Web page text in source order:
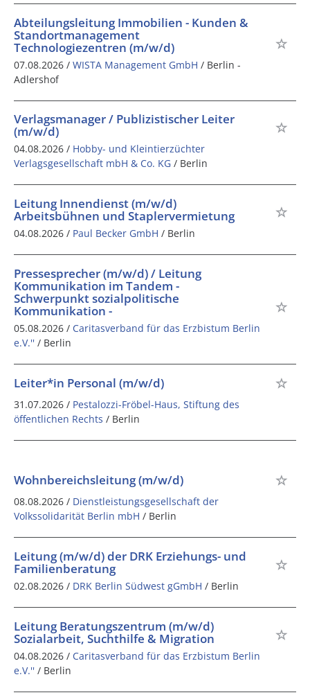
Abteilungsleitung Immobilien - Kunden &
Standortmanagement
Technologiezentren (m/w/d)
07.08.2026 / WISTA Management GmbH / Berlin -
Adlershof
Verlagsmanager / Publizistischer Leiter
(m/w/d)
04.08.2026 / Hobby- und Kleintierzüchter
Verlagsgesellschaft mbH & Co. KG / Berlin
Leitung Innendienst (m/w/d)
Arbeitsbühnen und Staplervermietung
04.08.2026 / Paul Becker GmbH / Berlin
Pressesprecher (m/w/d) / Leitung
Kommunikation im Tandem -
Schwerpunkt sozialpolitische
Kommunikation -
05.08.2026 / Caritasverband für das Erzbistum Berlin
e.V.'' / Berlin
Leiter*in Personal (m/w/d)
31.07.2026 / Pestalozzi-Fröbel-Haus, Stiftung des
öffentlichen Rechts / Berlin
Wohnbereichsleitung (m/w/d)
08.08.2026 / Dienstleistungsgesellschaft der
Volkssolidarität Berlin mbH / Berlin
Leitung (m/w/d) der DRK Erziehungs- und
Familienberatung
02.08.2026 / DRK Berlin Südwest gGmbH / Berlin
Leitung Beratungszentrum (m/w/d)
Sozialarbeit, Suchthilfe & Migration
04.08.2026 / Caritasverband für das Erzbistum Berlin
e.V.'' / Berlin